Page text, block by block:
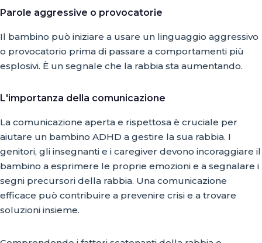
Parole aggressive o provocatorie
Il bambino può iniziare a usare un linguaggio aggressivo
o provocatorio prima di passare a comportamenti più
esplosivi. È un segnale che la rabbia sta aumentando.
L'importanza della comunicazione
La comunicazione aperta e rispettosa è cruciale per
aiutare un bambino ADHD a gestire la sua rabbia. I
genitori, gli insegnanti e i caregiver devono incoraggiare il
bambino a esprimere le proprie emozioni e a segnalare i
segni precursori della rabbia. Una comunicazione
efficace può contribuire a prevenire crisi e a trovare
soluzioni insieme.